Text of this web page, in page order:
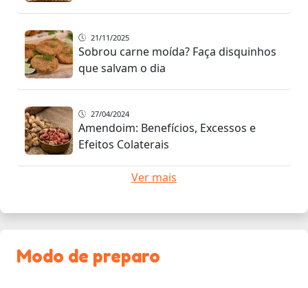
21/11/2025
Sobrou carne moída? Faça disquinhos
que salvam o dia
27/04/2024
Amendoim: Benefícios, Excessos e
Efeitos Colaterais
Ver mais
Modo de preparo